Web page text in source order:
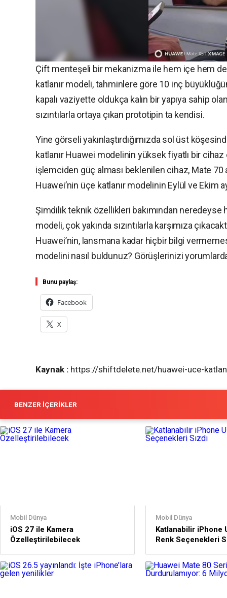
Çift menteşeli bir mekanizma ile hem içe hem de
katlanır modeli, tahminlere göre 10 inç
kapalı vaziyette oldukça kalın bir yapıya sahip
sızıntılarla ortaya çıkan prototipin ta kendisi.
Yine görseli yakınlaştırdığımızda sol üst
katlanır Huawei modelinin yüksek fiyatlı bir
işlemciden güç alması beklenilen cihaz, Mate
Huawei’nin üçe katlanır modelinin Eylül ve Ekim
Şimdilik teknik özellikleri bakımından neredeyse
modeli, çok yakında sızıntılarla karşımıza
Huawei’nin, lansmana kadar hiçbir bilgi
modelini nasıl buldunuz? Görüşlerinizi
Bunu paylaş:
Facebook
X
Kaynak : https://shiftdelete.net/huawei-uce-
BENZER İÇERIKLER
Mobil Dünya
iOS 27 ile Kamera
Özelleştirilebilecek
Mobil Dünya
Katlanabilir iPhone
Renk Seçenekleri